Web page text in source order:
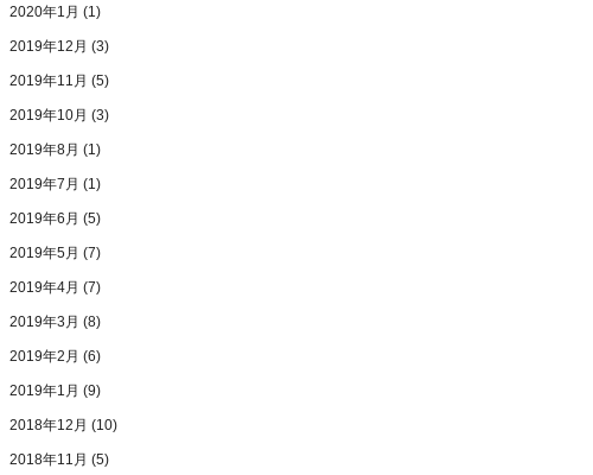
2020年1月 (1)
2019年12月 (3)
2019年11月 (5)
2019年10月 (3)
2019年8月 (1)
2019年7月 (1)
2019年6月 (5)
2019年5月 (7)
2019年4月 (7)
2019年3月 (8)
2019年2月 (6)
2019年1月 (9)
2018年12月 (10)
2018年11月 (5)